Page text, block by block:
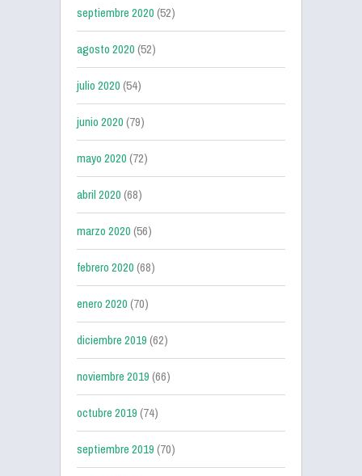
septiembre 2020(52)
agosto 2020(52)
julio 2020(54)
junio 2020(79)
mayo 2020(72)
abril 2020(68)
marzo 2020(56)
febrero 2020(68)
enero 2020(70)
diciembre 2019(62)
noviembre 2019(66)
octubre 2019(74)
septiembre 2019(70)